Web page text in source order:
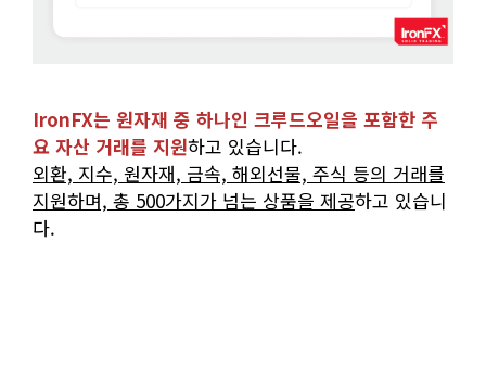
IronFX는 원자재 중 하나인 크루드오일을 포함한 주
요 자산 거래를 지원하고 있습니다.
외환, 지수, 원자재, 금속, 해외선물, 주식 등의 거래를
지원하며, 총 500가지가 넘는 상품을 제공하고 있습니
다.